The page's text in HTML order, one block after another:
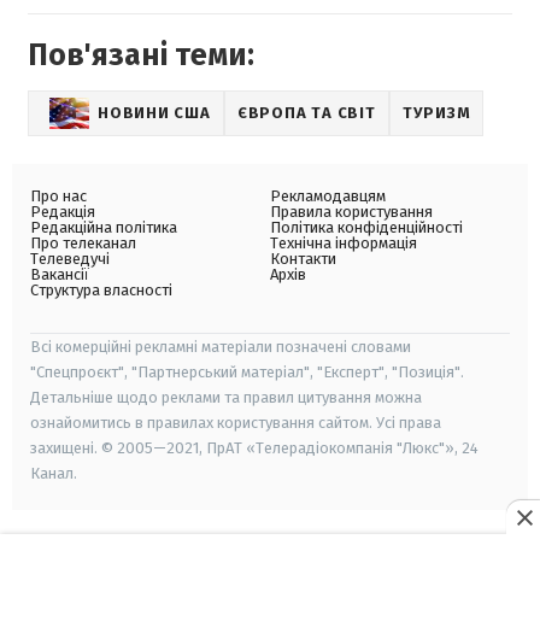
Пов'язані теми:
НОВИНИ США ЄВРОПА ТА СВІТ ТУРИЗМ
Про нас
Редакція
Редакційна політика
Про телеканал
Телеведучі
Вакансії
Структура власності
Рекламодавцям
Правила користування
Політика конфіденційності
Технічна інформація
Контакти
Архів
Всі комерційні рекламні матеріали позначені словами
"Спецпроєкт", "Партнерський матеріал", "Експерт", "Позиція".
Детальніше щодо реклами та правил цитування можна
ознайомитись в правилах користування сайтом. Усі права
захищені. © 2005—2021, ПрАТ «Телерадіокомпанія "Люкс"», 24
Канал.